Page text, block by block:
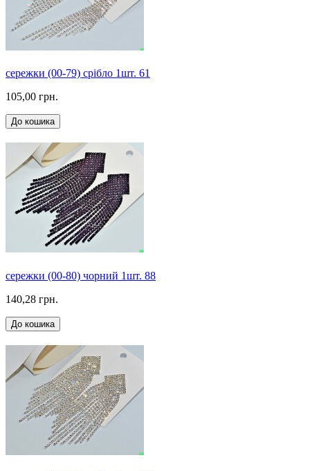
сережки (00-79) срібло 1шт. 61
105,00 грн.
До кошика
сережки (00-80) чорний 1шт. 88
140,28 грн.
До кошика